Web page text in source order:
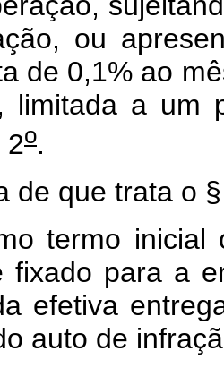
ou
de 0,1% ao
limitada a um
2o.
de que trata o
termo inicial
fixado para a
efetiva
auto de